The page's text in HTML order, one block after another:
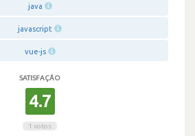
java
javascript
vue-js
SATISFAÇÃO
4.7
1 votos